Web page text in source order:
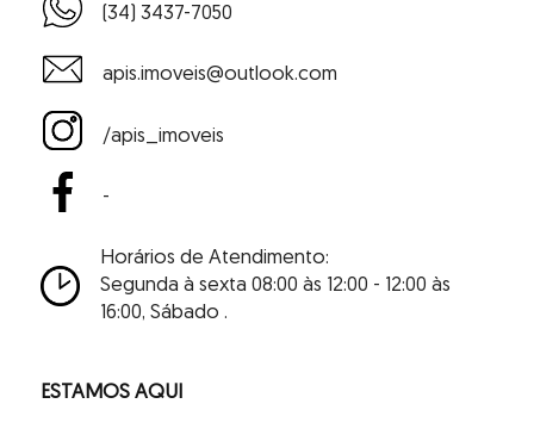
(34) 3437-7050
apis.imoveis@outlook.com
/apis_imoveis
-
Horários de Atendimento:
Segunda à sexta 08:00 às 12:00 - 12:00 às
16:00, Sábado .
ESTAMOS AQUI